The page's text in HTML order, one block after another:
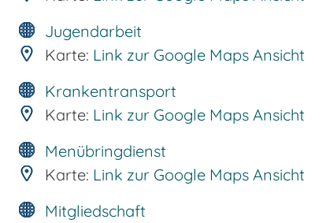
Jugendarbeit
Karte: Link zur Google Maps Ansicht
Krankentransport
Karte: Link zur Google Maps Ansicht
Menübringdienst
Karte: Link zur Google Maps Ansicht
Mitgliedschaft